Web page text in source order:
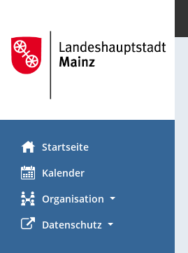
Startseite
Kalender
Organisation
Datenschutz